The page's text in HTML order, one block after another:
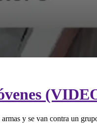
y se van contra un